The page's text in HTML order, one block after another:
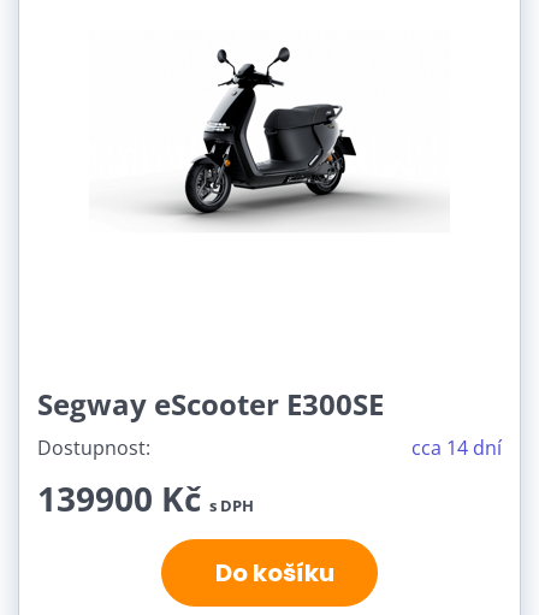
Segway eScooter E300SE
Dostupnost: cca 14 dní
139900 Kč s DPH
Do košíku